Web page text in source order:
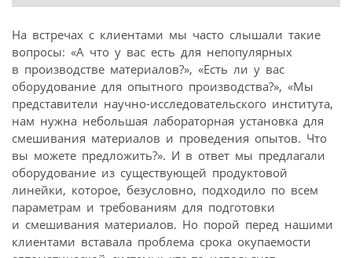
На встречах с клиентами мы часто слышали такие
вопросы: «А что у вас есть для непопулярных
в производстве материалов?», «Есть ли у вас
оборудование для опытного производства?», «Мы
представители научно-исследовательского института,
нам нужна небольшая лабораторная установка для
смешивания материалов и проведения опытов. Что
вы можете предложить?». И в ответ мы предлагали
оборудование из существующей продуктовой
линейки, которое, безусловно, подходило по всем
параметрам и требованиям для подготовки
и смешивания материалов. Но порой перед нашими
клиентами вставала проблема срока окупаемости